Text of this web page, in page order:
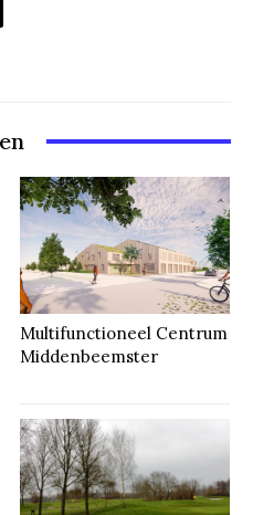
Multifunctioneel Centrum
Middenbeemster